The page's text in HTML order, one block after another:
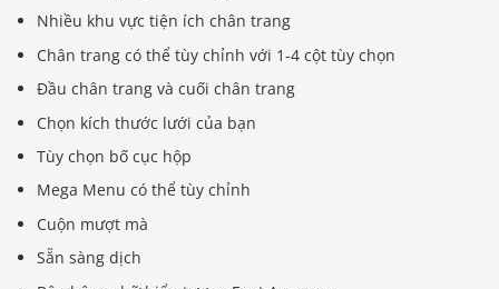
Nhiều khu vực tiện ích chân trang
Chân trang có thể tùy chỉnh với 1-4 cột tùy chọn
Đầu chân trang và cuối chân trang
Chọn kích thước lưới của bạn
Tùy chọn bố cục hộp
Mega Menu có thể tùy chỉnh
Cuộn mượt mà
Sẵn sàng dịch